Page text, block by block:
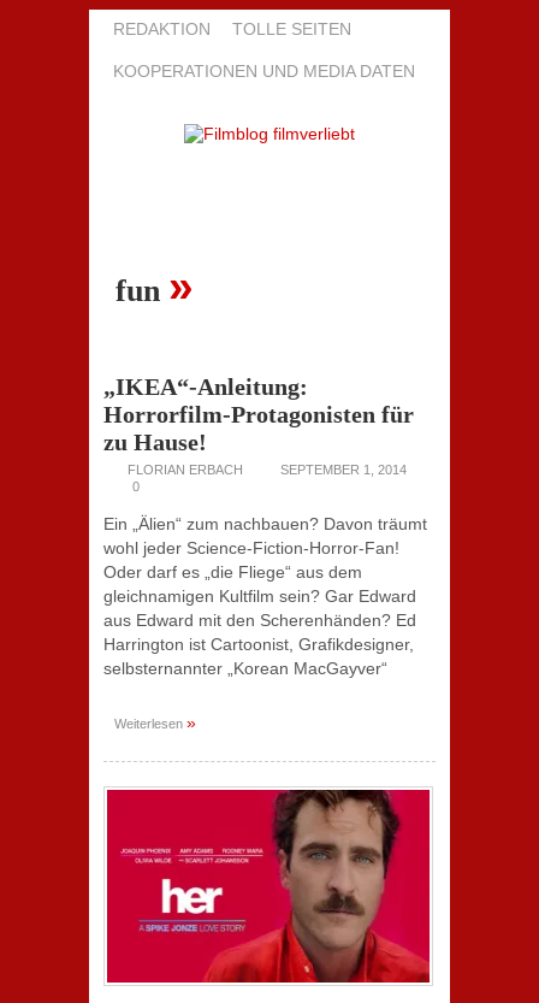
REDAKTION TOLLE SEITEN
KOOPERATIONEN UND MEDIA DATEN
fun »
„IKEA“-Anleitung:
Horrorfilm-Protagonisten für
zu Hause!
FLORIAN ERBACH
SEPTEMBER 1, 2014
0
Ein „Älien“ zum nachbauen? Davon träumt
wohl jeder Science-Fiction-Horror-Fan!
Oder darf es „die Fliege“ aus dem
gleichnamigen Kultfilm sein? Gar Edward
aus Edward mit den Scherenhänden? Ed
Harrington ist Cartoonist, Grafikdesigner,
selbsternannter „Korean MacGayver“
Weiterlesen »